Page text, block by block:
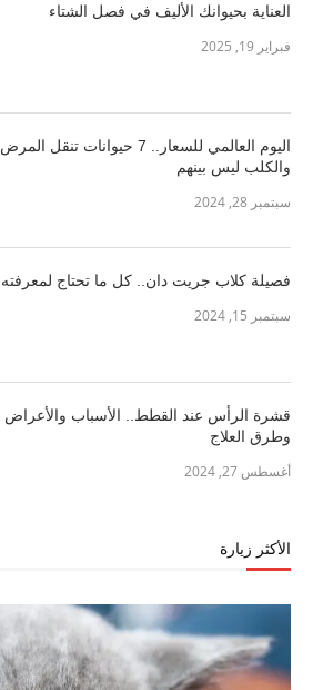
العناية بحيوانك الأليف في فصل الشتاء
فبراير 19, 2025
اليوم العالمي للسعار.. 7 حيوانات تنقل المرض
والكلب ليس بينهم
سبتمبر 28, 2024
فصيلة كلاب جريت دان.. كل ما تحتاج لمعرفته
سبتمبر 15, 2024
قشرة الرأس عند القطط.. الأسباب والأعراض
وطرق العلاج
أغسطس 27, 2024
الأكثر زيارة